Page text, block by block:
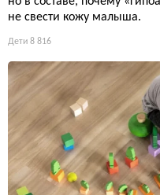
не свести кожу малыша.
Дети 8 816